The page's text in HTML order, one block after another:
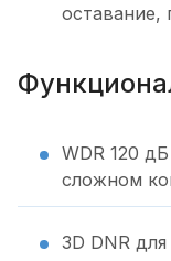
оставание,
WDR 120
сложном
3D DNR